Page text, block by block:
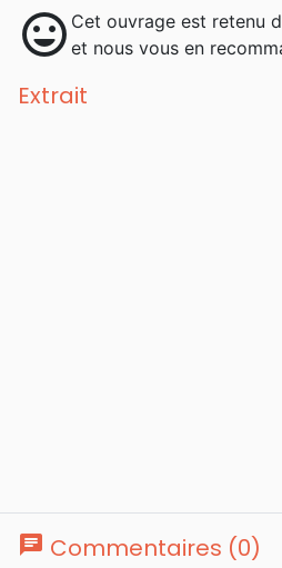
d’entreprise».
mood Cet ouvrage est retenu
et nous vous en
Extrait
chat Commentaires (0)